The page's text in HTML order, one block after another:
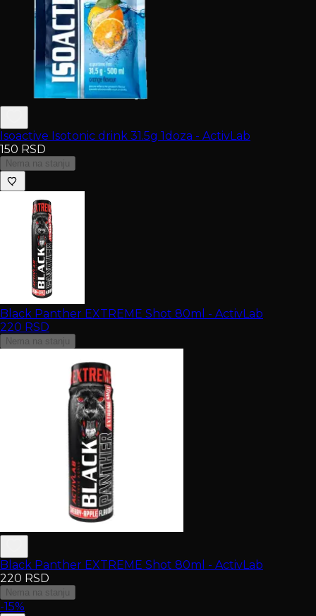
Isoactive Isotonic drink 31.5g 1doza - ActivLab
150 RSD
Nema na stanju
Black Panther EXTREME Shot 80ml - ActivLab
220 RSD
Nema na stanju
Black Panther EXTREME Shot 80ml - ActivLab
220 RSD
Nema na stanju
-15%